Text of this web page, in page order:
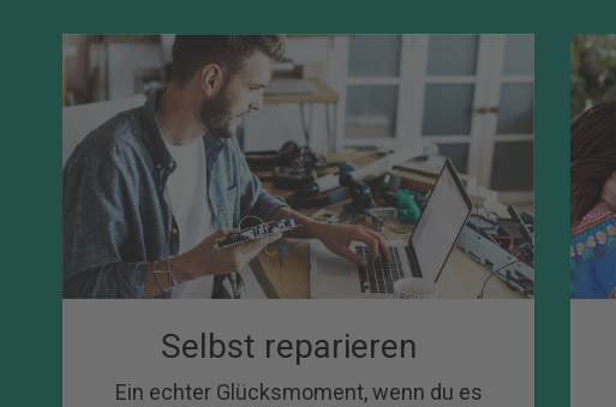
Selbst reparieren
Ein echter Glücksmoment, wenn du es